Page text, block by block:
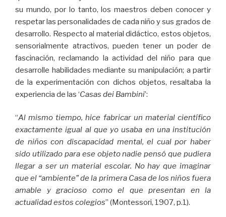
su mundo, por lo tanto, los maestros deben conocer y
respetar las personalidades de cada niño y sus grados de
desarrollo. Respecto al material didáctico, estos objetos,
sensorialmente atractivos, pueden tener un poder de
fascinación, reclamando la actividad del niño para que
desarrolle habilidades mediante su manipulación; a partir
de la experimentación con dichos objetos, resaltaba la
experiencia de las ‘Casas dei Bambini’:
“Al mismo tiempo, hice fabricar un material científico
exactamente igual al que yo usaba en una institución
de niños con discapacidad mental, el cual por haber
sido utilizado para ese objeto nadie pensó que pudiera
llegar a ser un material escolar. No hay que imaginar
que el “ambiente” de la primera Casa de los niños fuera
amable y gracioso como el que presentan en la
actualidad estos colegios” (Montessori, 1907, p.1).